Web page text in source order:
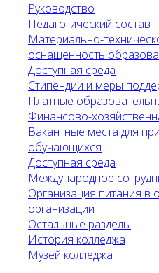
Руководство
Педагогический состав
Материально-
оснащенность
Доступная среда
Стипендии и меры
Платные
Финансово-
Вакантные места для
обучающихся
Доступная среда
Международное
Организация питания в
организации
Остальные разделы
История колледжа
Музей колледжа